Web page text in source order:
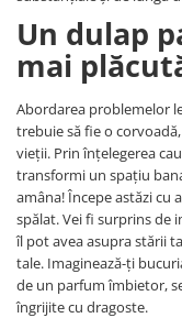
Un dulap
mai
Abordarea problemelor
trebuie să fie o
vieții. Prin înțelegerea
transformi un spațiu
amâna! Începe astăzi cu
spălat. Vei fi surprins de
îl pot avea asupra stării
tale. Imaginează-ți
de un parfum îmbietor,
îngrijite cu dragoste.